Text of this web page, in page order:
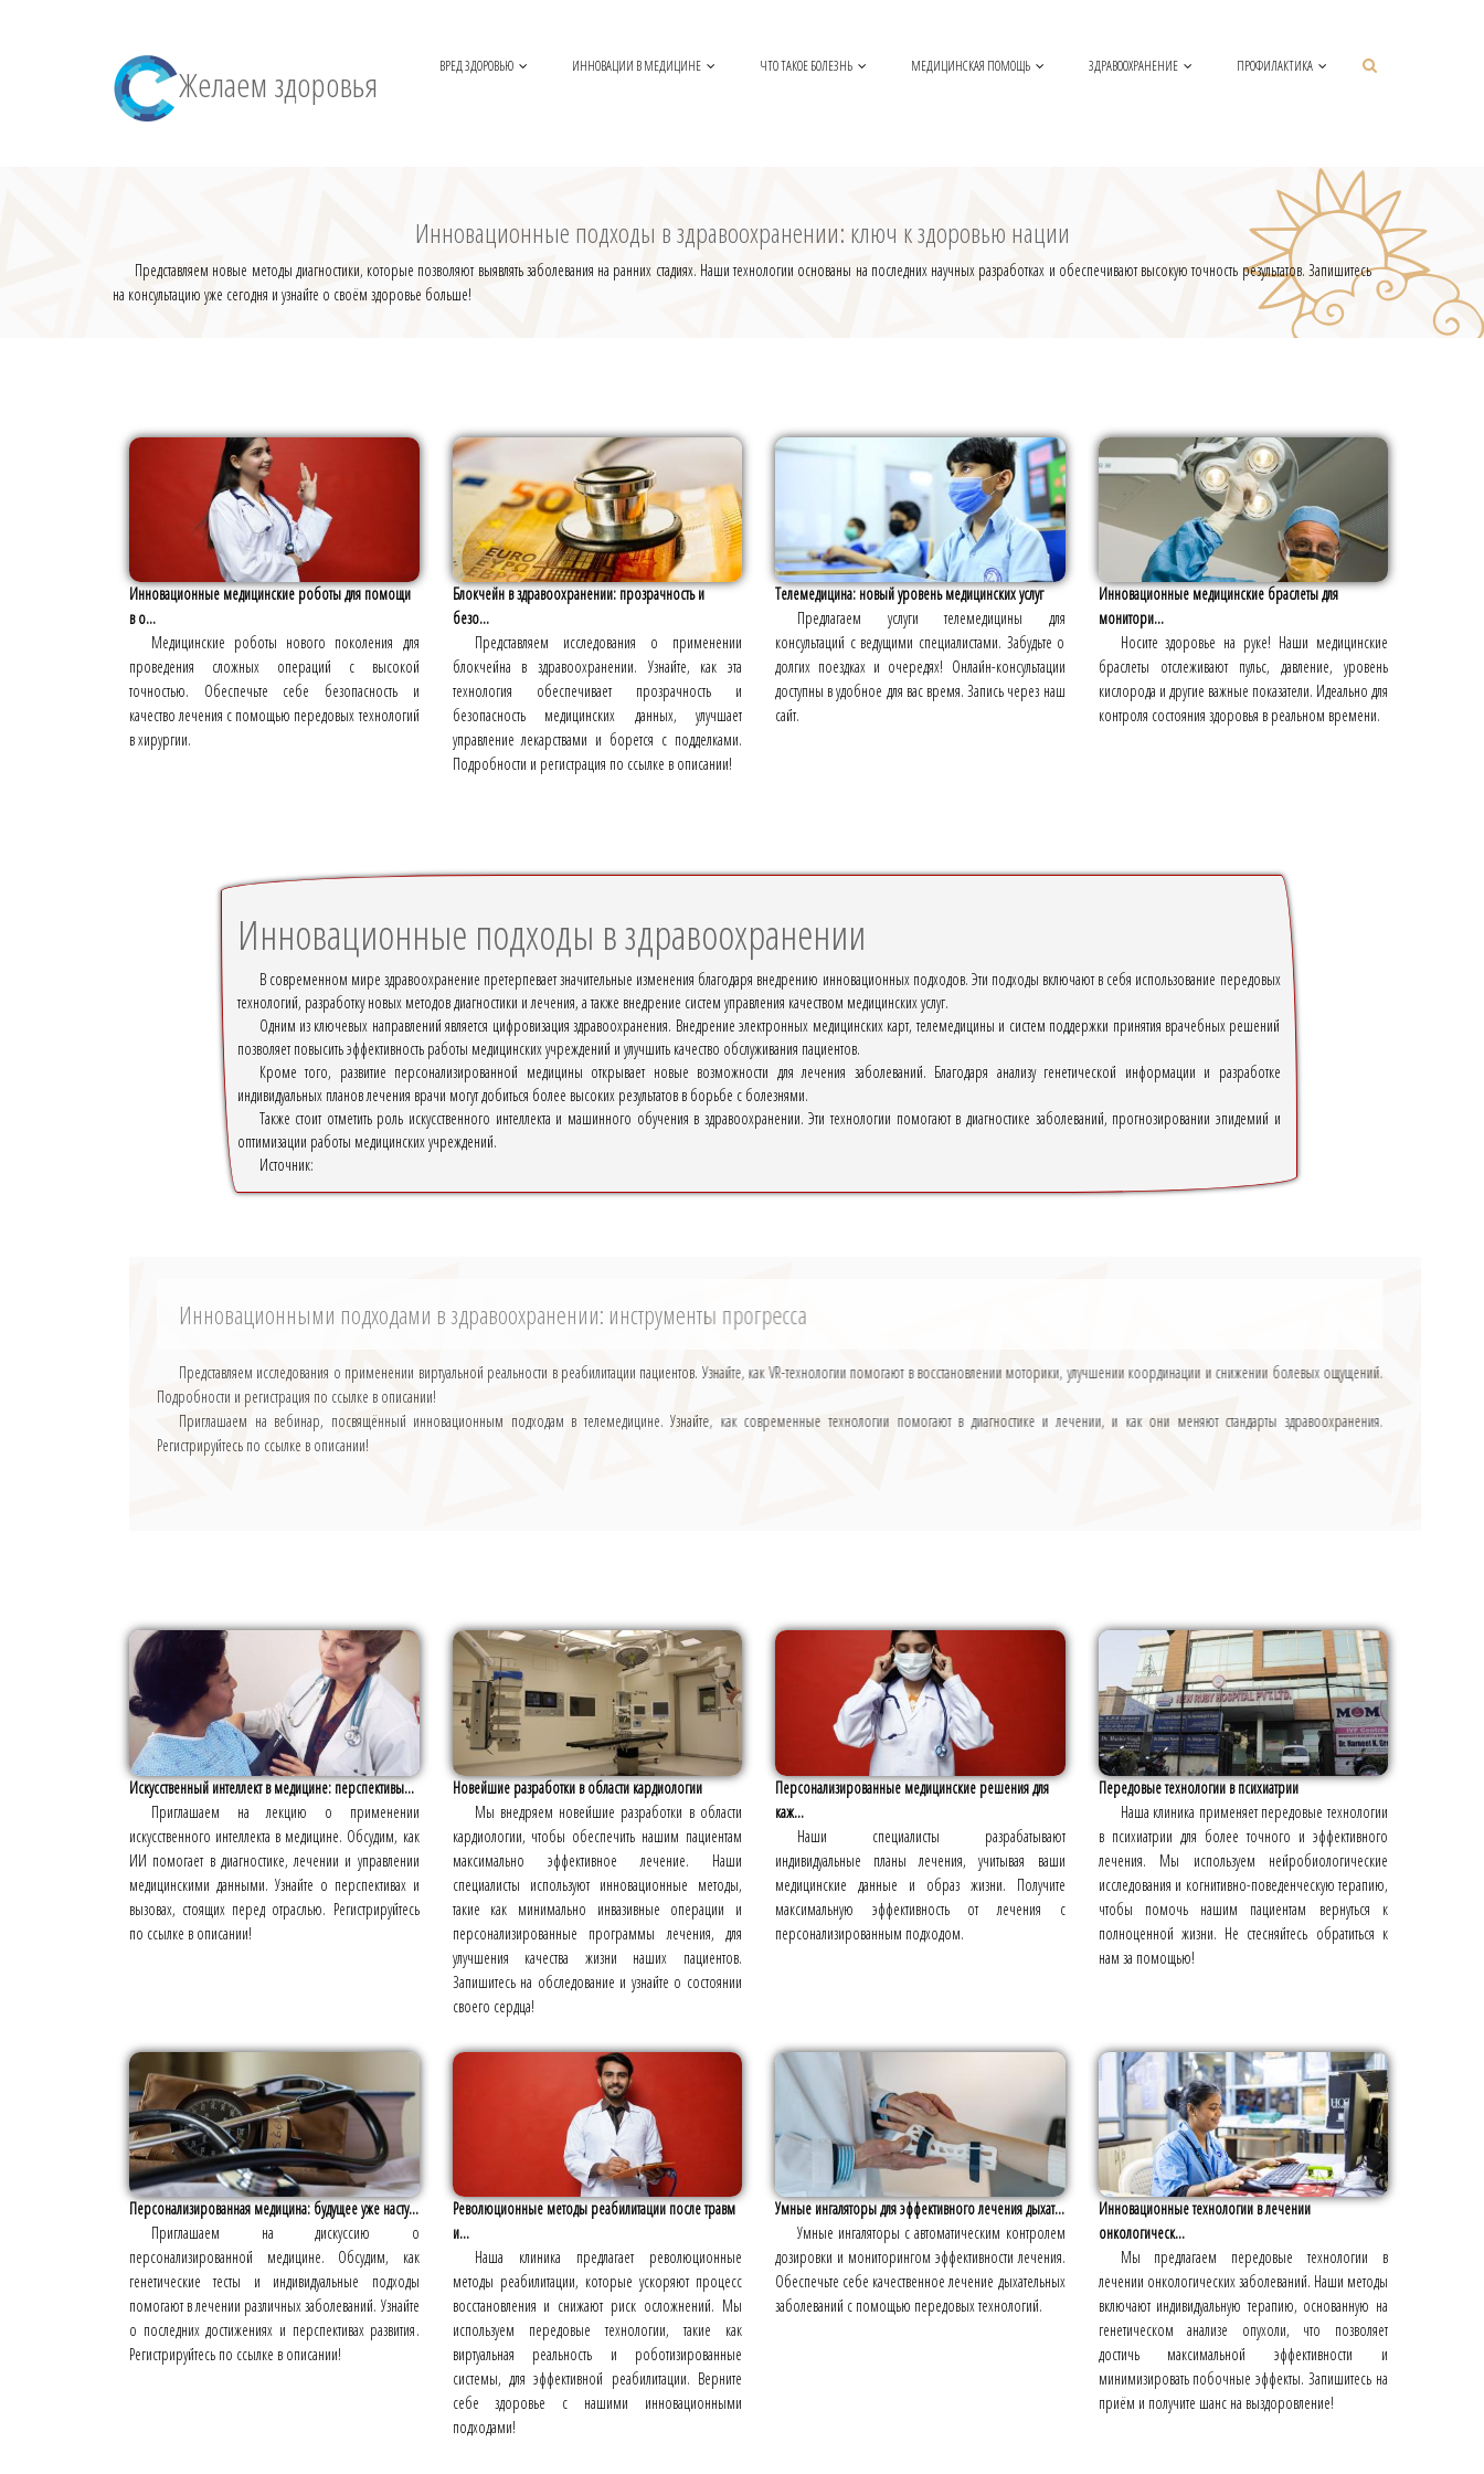
Желаем здоровья ВРЕД ЗДОРОВЬЮ ИННОВАЦИИ В МЕДИЦИНЕ ЧТО ТАКОЕ БОЛЕЗНЬ МЕДИЦИНСКАЯ ПОМОЩЬ ЗДРАВООХРАНЕНИЕ ПРОФИЛАКТИКА
Инновационные подходы в здравоохранении: ключ к здоровью нации
Представляем новые методы диагностики, которые позволяют выявлять заболевания на ранних стадиях. Наши технологии основаны на последних научных разработках и обеспечивают высокую точность результатов. Запишитесь
на консультацию уже сегодня и узнайте о своём здоровье больше!
Инновационные медицинские роботы для помощи
в о...
Медицинские роботы нового поколения для
проведения сложных операций с высокой
точностью. Обеспечьте себе безопасность и
качество лечения с помощью передовых технологий
в хирургии.
Блокчейн в здравоохранении: прозрачность и
безо...
Представляем исследования о применении
блокчейна в здравоохранении. Узнайте, как эта
технология обеспечивает прозрачность и
безопасность медицинских данных, улучшает
управление лекарствами и борется с подделками.
Подробности и регистрация по ссылке в описании!
Телемедицина: новый уровень медицинских услуг
Предлагаем услуги телемедицины для
консультаций с ведущими специалистами. Забудьте о
долгих поездках и очередях! Онлайн-консультации
доступны в удобное для вас время. Запись через наш
сайт.
Инновационные медицинские браслеты для
монитори...
Носите здоровье на руке! Наши медицинские
браслеты отслеживают пульс, давление, уровень
кислорода и другие важные показатели. Идеально для
контроля состояния здоровья в реальном времени.
Инновационные подходы в здравоохранении
В современном мире здравоохранение претерпевает значительные изменения благодаря внедрению инновационных подходов. Эти подходы включают в себя использование передовых
технологий, разработку новых методов диагностики и лечения, а также внедрение систем управления качеством медицинских услуг.
Одним из ключевых направлений является цифровизация здравоохранения. Внедрение электронных медицинских карт, телемедицины и систем поддержки принятия врачебных решений
позволяет повысить эффективность работы медицинских учреждений и улучшить качество обслуживания пациентов.
Кроме того, развитие персонализированной медицины открывает новые возможности для лечения заболеваний. Благодаря анализу генетической информации и разработке
индивидуальных планов лечения врачи могут добиться более высоких результатов в борьбе с болезнями.
Также стоит отметить роль искусственного интеллекта и машинного обучения в здравоохранении. Эти технологии помогают в диагностике заболеваний, прогнозировании эпидемий и
оптимизации работы медицинских учреждений.
Источник:
Инновационными подходами в здравоохранении: инструменты прогресса
Представляем исследования о применении виртуальной реальности в реабилитации пациентов. Узнайте, как VR-технологии помогают в восстановлении моторики, улучшении координации и снижении болевых ощущений.
Подробности и регистрация по ссылке в описании!
Приглашаем на вебинар, посвящённый инновационным подходам в телемедицине. Узнайте, как современные технологии помогают в диагностике и лечении, и как они меняют стандарты здравоохранения.
Регистрируйтесь по ссылке в описании!
Искусственный интеллект в медицине: перспективы...
Приглашаем на лекцию о применении
искусственного интеллекта в медицине. Обсудим, как
ИИ помогает в диагностике, лечении и управлении
медицинскими данными. Узнайте о перспективах и
вызовах, стоящих перед отраслью. Регистрируйтесь
по ссылке в описании!
Новейшие разработки в области кардиологии
Мы внедряем новейшие разработки в области
кардиологии, чтобы обеспечить нашим пациентам
максимально эффективное лечение. Наши
специалисты используют инновационные методы,
такие как минимально инвазивные операции и
персонализированные программы лечения, для
улучшения качества жизни наших пациентов.
Запишитесь на обследование и узнайте о состоянии
своего сердца!
Персонализированные медицинские решения для
каж...
Наши специалисты разрабатывают
индивидуальные планы лечения, учитывая ваши
медицинские данные и образ жизни. Получите
максимальную эффективность от лечения с
персонализированным подходом.
Передовые технологии в психиатрии
Наша клиника применяет передовые технологии
в психиатрии для более точного и эффективного
лечения. Мы используем нейробиологические
исследования и когнитивно-поведенческую терапию,
чтобы помочь нашим пациентам вернуться к
полноценной жизни. Не стесняйтесь обратиться к
нам за помощью!
Персонализированная медицина: будущее уже насту...
Приглашаем на дискуссию о
персонализированной медицине. Обсудим, как
генетические тесты и индивидуальные подходы
помогают в лечении различных заболеваний. Узнайте
о последних достижениях и перспективах развития.
Регистрируйтесь по ссылке в описании!
Революционные методы реабилитации после травм
и...
Наша клиника предлагает революционные
методы реабилитации, которые ускоряют процесс
восстановления и снижают риск осложнений. Мы
используем передовые технологии, такие как
виртуальная реальность и роботизированные
системы, для эффективной реабилитации. Верните
себе здоровье с нашими инновационными
подходами!
Умные ингаляторы для эффективного лечения дыхат...
Умные ингаляторы с автоматическим контролем
дозировки и мониторингом эффективности лечения.
Обеспечьте себе качественное лечение дыхательных
заболеваний с помощью передовых технологий.
Инновационные технологии в лечении
онкологическ...
Мы предлагаем передовые технологии в
лечении онкологических заболеваний. Наши методы
включают индивидуальную терапию, основанную на
генетическом анализе опухоли, что позволяет
достичь максимальной эффективности и
минимизировать побочные эффекты. Запишитесь на
приём и получите шанс на выздоровление!